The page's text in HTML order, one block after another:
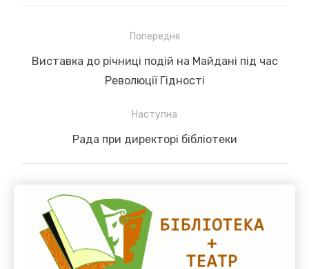
записів
Попередня
Previous
Виставка до річниці подій на Майдані під час
Революції Гідності
Наступна
Next
Рада при директорі бібліотеки